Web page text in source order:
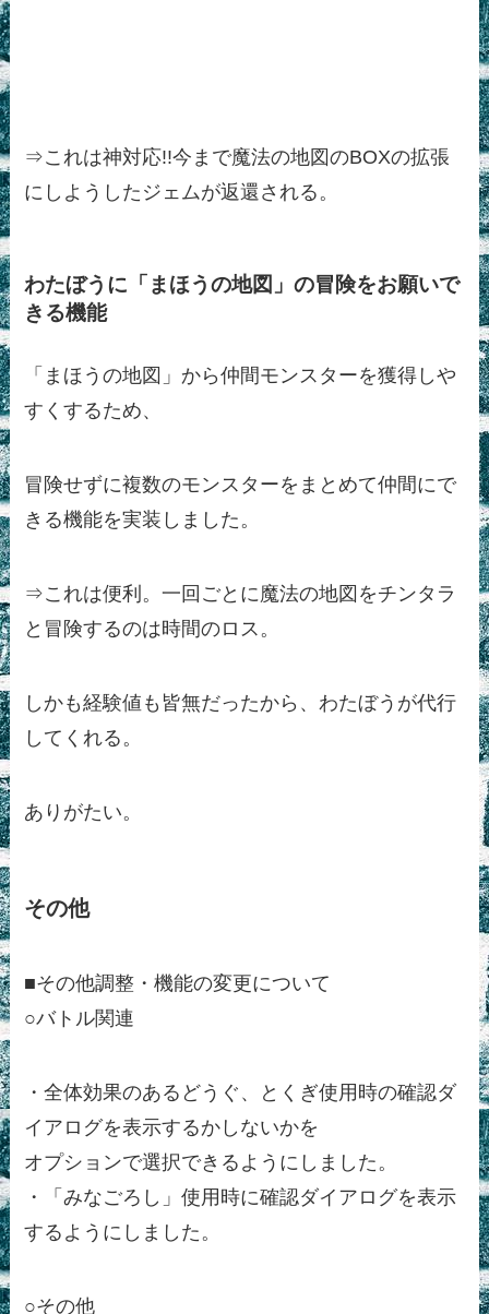
⇒これは神対応!!今まで魔法の地図のBOXの拡張
にしようしたジェムが返還される。
わたぼうに「まほうの地図」の冒険をお願いで
きる機能
「まほうの地図」から仲間モンスターを獲得しや
すくするため、
冒険せずに複数のモンスターをまとめて仲間にで
きる機能を実装しました。
⇒これは便利。一回ごとに魔法の地図をチンタラ
と冒険するのは時間のロス。
しかも経験値も皆無だったから、わたぼうが代行
してくれる。
ありがたい。
その他
■その他調整・機能の変更について
○バトル関連
・全体効果のあるどうぐ、とくぎ使用時の確認ダ
イアログを表示するかしないかを
オプションで選択できるようにしました。
・「みなごろし」使用時に確認ダイアログを表示
するようにしました。
○その他